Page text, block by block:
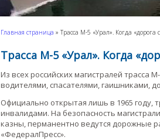
Главная страница » Трасса М-5 «Урал». Когда «дорога
Трасса М-5 «Урал». Когда
Из всех российских магистралей трасса
водителями, спасателями, гаишниками,
Официально открытая лишь в 1965 году,
инвалидами. На безопасность
казны, перманентно ведутся дорожные
«ФедералПресс».